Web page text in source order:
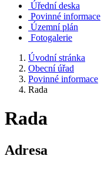
Úřední deska
Povinné informace
Územní plán
Fotogalerie
Úvodní stránka
Obecní úřad
Povinné informace
Rada
Rada
Adresa